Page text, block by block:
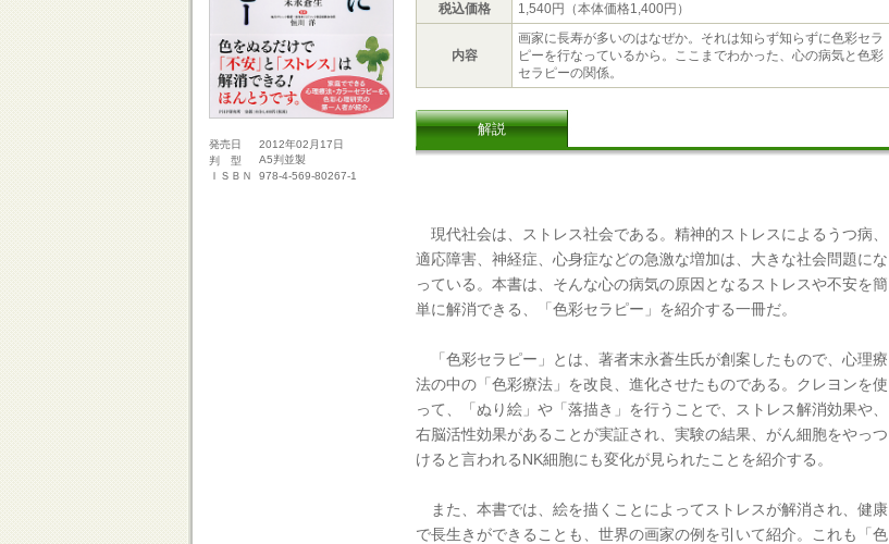
発売日
2012年02月17日
判 型
A5判並製
ＩＳＢＮ
978-4-569-80267-1
税込価格
1,540円（本体価格1,400円）
内容
画家に長寿が多いのはなぜか。それは知らず知らずに色彩セラ
ピーを行なっているから。ここまでわかった、心の病気と色彩
セラピーの関係。
解説
現代社会は、ストレス社会である。精神的ストレスによるうつ病、
適応障害、神経症、心身症などの急激な増加は、大きな社会問題にな
っている。本書は、そんな心の病気の原因となるストレスや不安を簡
単に解消できる、「色彩セラピー」を紹介する一冊だ。
「色彩セラピー」とは、著者末永蒼生氏が創案したもので、心理療
法の中の「色彩療法」を改良、進化させたものである。クレヨンを使
って、「ぬり絵」や「落描き」を行うことで、ストレス解消効果や、
右脳活性効果があることが実証され、実験の結果、がん細胞をやっつ
けると言われるNK細胞にも変化が見られたことを紹介する。
また、本書では、絵を描くことによってストレスが解消され、健康
で長生きができることも、世界の画家の例を引いて紹介。これも「色